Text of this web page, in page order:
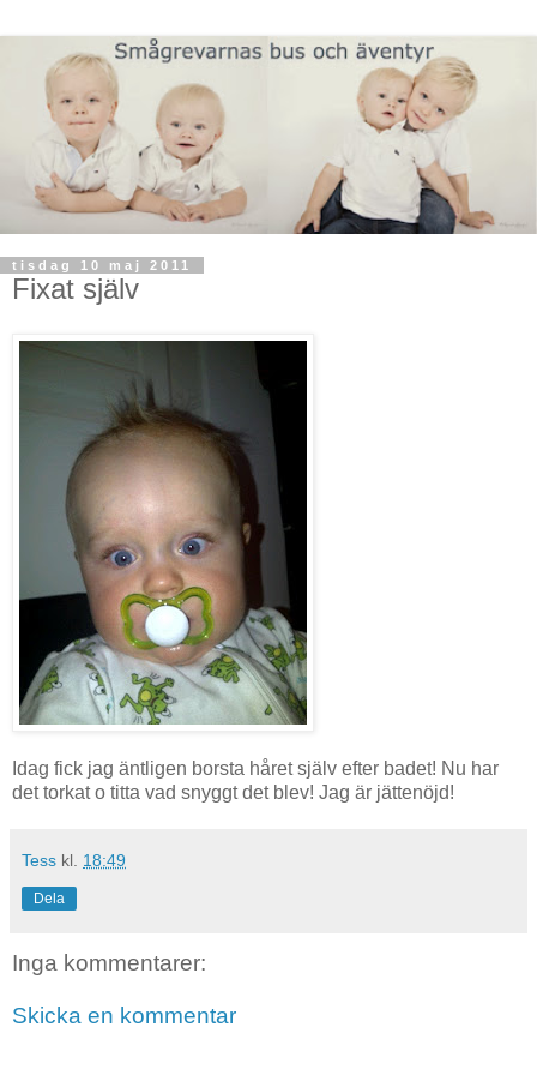
tisdag 10 maj 2011
Fixat själv
Idag fick jag äntligen borsta håret själv efter badet! Nu har
det torkat o titta vad snyggt det blev! Jag är jättenöjd!
Tess kl. 18:49
Dela
Inga kommentarer:
Skicka en kommentar